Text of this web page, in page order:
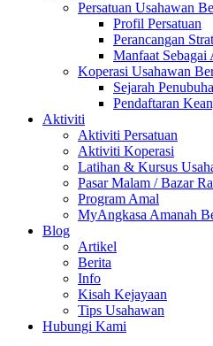
Persatuan Usahawan
Profil Persatuan
Perancangan
Manfaat Sebagai
Koperasi Usahawan
Sejarah
Pendaftaran
Aktiviti
Aktiviti Persatuan
Aktiviti Koperasi
Latihan & Kursus
Pasar Malam / Bazar
Program Amal
MyAngkasa Amanah
Blog
Artikel
Berita
Info
Kisah Kejayaan
Tips Usahawan
Hubungi Kami